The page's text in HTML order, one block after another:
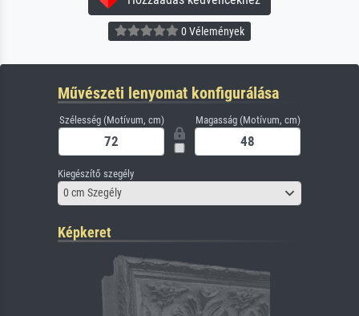
0 Vélemények
Művészeti lenyomat konfigurálása
Szélesség (Motívum, cm) Magasság (Motívum, cm)
Kiegészítő szegély
0 cm Szegély
Képkeret